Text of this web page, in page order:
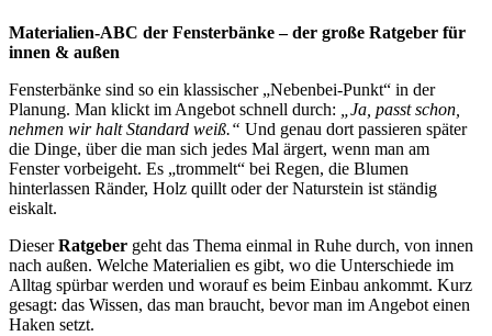
Materialien-ABC der Fensterbänke – der große Ratgeber für
innen & außen
Fensterbänke sind so ein klassischer „Nebenbei-Punkt“ in der
Planung. Man klickt im Angebot schnell durch:
„Ja, passt schon,
nehmen wir halt Standard weiß.“ Und genau dort passieren später
die Dinge, über die man sich jedes Mal ärgert, wenn man am
Fenster vorbeigeht. Es „trommelt“ bei Regen, die Blumen
hinterlassen Ränder, Holz quillt oder der Naturstein ist ständig
eiskalt.
DieserRatgeber geht das Thema einmal in Ruhe durch, von innen
nach außen. Welche Materialien es gibt, wo die Unterschiede im
Alltag spürbar werden und worauf es beim Einbau ankommt. Kurz
gesagt: das Wissen, das man braucht, bevor man im Angebot einen
Haken setzt.